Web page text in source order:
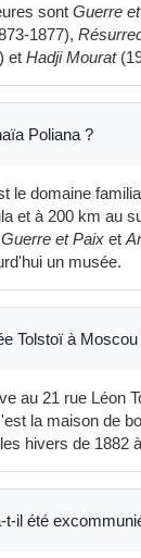
sont Guerre
1877),
et Hadji Mourat
Poliana ?
le domaine
et à 200 km au
Guerre et Paix et
un musée.
Tolstoï à Moscou
au 21 rue Léon
la maison de
hivers de 1882
t-il été